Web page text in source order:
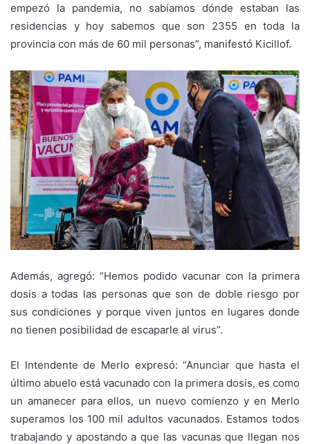
empezó la pandemia, no sabíamos dónde estaban las
residencias y hoy sabemos que son 2355 en toda la
provincia con más de 60 mil personas”, manifestó Kicillof.
Además, agregó: “Hemos podido vacunar con la primera
dosis a todas las personas que son de doble riesgo por
sus condiciones y porque viven juntos en lugares donde
no tienen posibilidad de escaparle al virus”.
El Intendente de Merlo expresó: “Anunciar que hasta el
último abuelo está vacunado con la primera dosis, es como
un amanecer para ellos, un nuevo comienzo y en Merlo
superamos los 100 mil adultos vacunados. Estamos todos
trabajando y apostando a que las vacunas que llegan nos